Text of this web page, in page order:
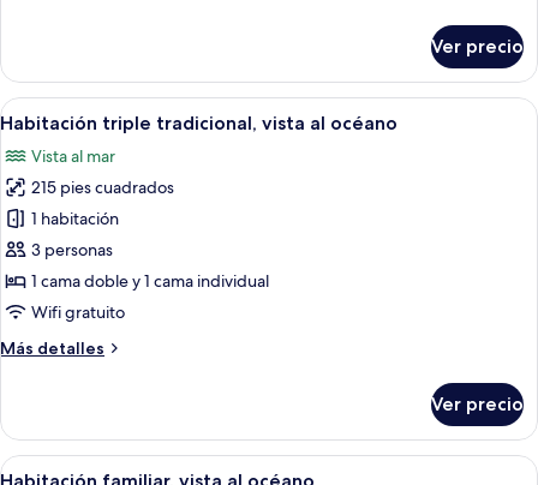
doble
de
lujo,
al
océano
Ver precio
Abrir
todas
las
fotos
de
Habitación
triple
tradicional,
al
Un dormitorio con cabecera de
5
Habitación triple tradicional, vista al océano
Vista al mar
215 pies cuadrados
1 habitación
3 personas
1 cama doble y 1 cama individual
Wifi gratuito
Más detalles
Más
triple
tradicional,
vista
Ver precio
Abrir
Habitación de hotel con dos camas,
5